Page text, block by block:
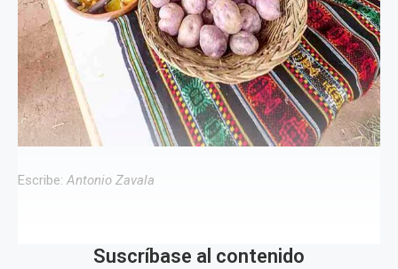
Escribe: Antonio Zavala
Suscríbase al contenido